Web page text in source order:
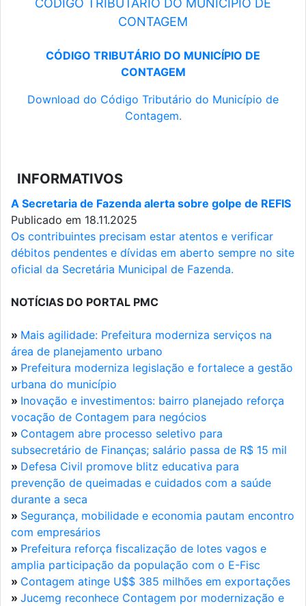
CÓDIGO TRIBUTÁRIO DO MUNICÍPIO DE
CONTAGEM
CÓDIGO TRIBUTÁRIO DO MUNICÍPIO DE
CONTAGEM
Download do Código Tributário do Município de
Contagem.
INFORMATIVOS
A Secretaria de Fazenda alerta sobre golpe de REFIS
Publicado em 18.11.2025
Os contribuintes precisam estar atentos e verificar
débitos pendentes e dívidas em aberto sempre no site
oficial da Secretária Municipal de Fazenda.
NOTÍCIAS DO PORTAL PMC
» Mais agilidade: Prefeitura moderniza serviços na
área de planejamento urbano
» Prefeitura moderniza legislação e fortalece a gestão
urbana do município
» Inovação e investimentos: bairro planejado reforça
vocação de Contagem para negócios
» Contagem abre processo seletivo para
subsecretário de Finanças; salário passa de R$ 15 mil
» Defesa Civil promove blitz educativa para
prevenção de queimadas e cuidados com a saúde
durante a seca
» Segurança, mobilidade e economia pautam encontro
com empresários
» Prefeitura reforça fiscalização de lotes vagos e
amplia participação da população com o E-Fisc
» Contagem atinge U$$ 385 milhões em exportações
» Jucemg reconhece Contagem por modernização e